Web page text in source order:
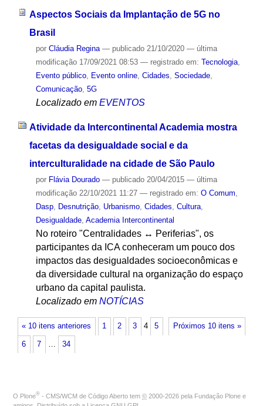
Aspectos Sociais da Implantação de 5G no
Brasil
por Cláudia Regina — publicado21/10/2020 — última
modificação17/09/2021 08:53 — registrado em: Tecnologia,
Evento público, Evento online, Cidades Sociedade,
Comunicação, 5G
Localizado em EVENTOS
Atividade da Intercontinental Academia mostra
facetas da desigualdade social e da
interculturalidade na cidade de São Paulo
por Flávia Dourado — publicado20/04/2015 — última
modificação22/10/2021 11:27 — registrado em: O Comum,
Dasp, Desnutrição, Urbanismo, Cidades, Cultura,
Desigualdade, Academia Intercontinental
No roteiro "Centralidades ↔ Periferias", os
participantes da ICA conheceram um pouco dos
impactos das desigualdades socioeconômicas e
da diversidade cultural na organização do espaço
urbano da capital paulista.
Localizado em NOTÍCIAS
« 10 itens anteriores Próximos 10 itens »
1 2 3 4 5
6 7 … 34
O Plone® - CMS/WCM de Código Aberto tem © 2000-2026 pela Fundação Plone e